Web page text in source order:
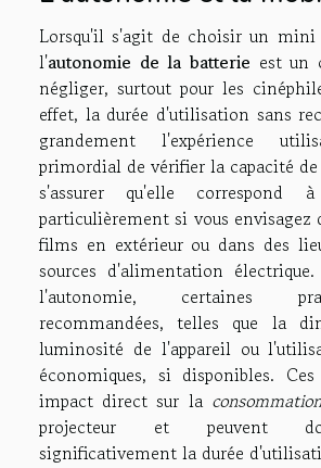
Lorsqu'il s'agit de choisir un mini
l'autonomie de la batterie est un
négliger, surtout pour les
effet, la durée d'utilisation sans
grandement l'expérience
primordial de vérifier la capacité
s'assurer qu'elle correspond
particulièrement si vous envisagez
films en extérieur ou dans des
sources d'alimentation
l'autonomie, certaines
recommandées, telles que la
luminosité de l'appareil ou
économiques, si disponibles.
impact direct sur la
projecteur et peuvent
significativement la durée